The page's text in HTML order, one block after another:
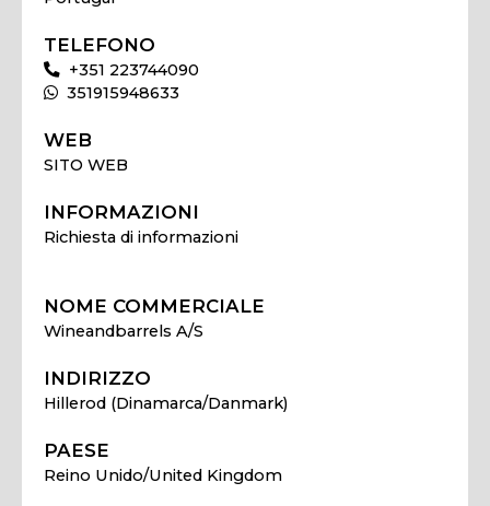
TELEFONO
+351 223744090
351915948633
WEB
SITO WEB
INFORMAZIONI
Richiesta di informazioni
NOME COMMERCIALE
Wineandbarrels A/S
INDIRIZZO
Hillerod (Dinamarca/Danmark)
PAESE
Reino Unido/United Kingdom